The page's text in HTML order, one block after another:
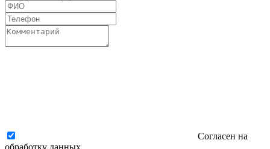
Согласен на
обработку данных